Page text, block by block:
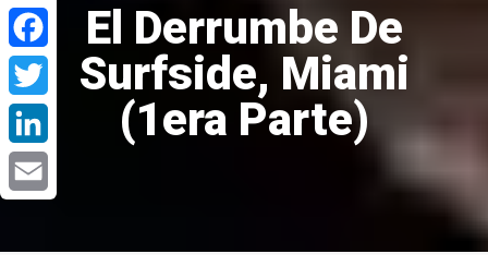
El Derrumbe De
Surfside, Miami
(1era Parte)
WhatsApp
Facebook
Twitter
LinkedIn